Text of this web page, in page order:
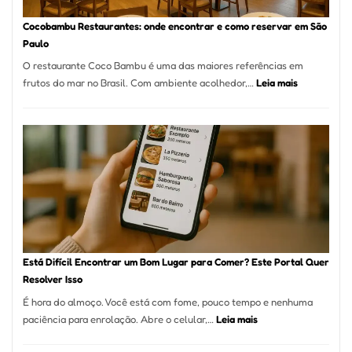
Definitivo
Alta
Gastronomia
Cocobambu Restaurantes: onde encontrar e como reservar em São
Paulo
O restaurante Coco Bambu é uma das maiores referências em
frutos do mar no Brasil. Com ambiente acolhedor,… Leia mais:
encontrar
reservar
Paulo
Está Difícil Encontrar um Bom Lugar para Comer? Este Portal Quer
Resolver Isso
É hora do almoço. Você está com fome, pouco tempo e nenhuma
paciência para enrolação. Abre o celular,… Leia mais: